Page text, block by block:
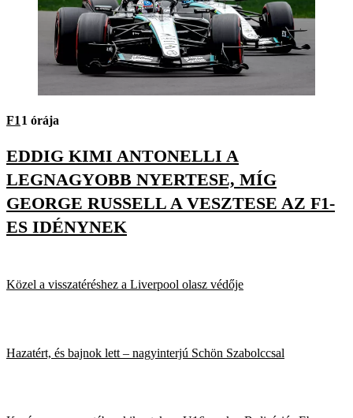
F1 1 órája
EDDIG KIMI ANTONELLI A
LEGNAGYOBB NYERTESE, MÍG
GEORGE RUSSELL A VESZTESE AZ F1-
ES IDÉNYNEK
Közel a visszatéréshez a Liverpool olasz védője
Hazatért, és bajnok lett – nagyinterjú Schön Szabolccsal